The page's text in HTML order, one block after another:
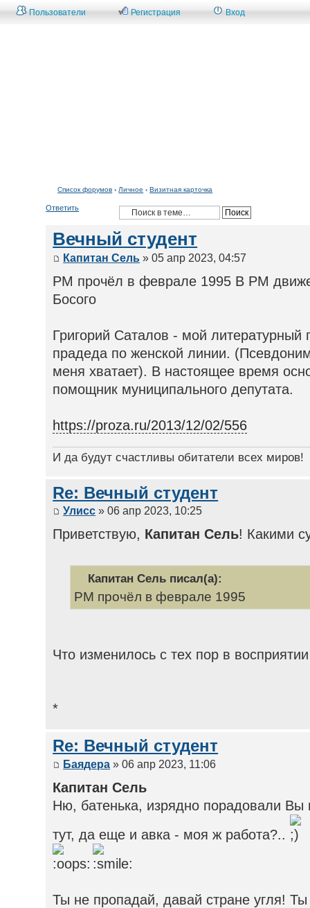
Пользователи Регистрация Вход
Список форумов ‹ Личное ‹ Визитная карточка
Ответить
Вечный студент
Капитан Сель » 05 апр 2023, 04:57
РМ прочёл в феврале 1995 В РМ
Босого
Григорий Саталов - мой
прадеда по женской линии.
меня хватает). В настоящее время
помощник муниципального депутата.
https://proza.ru/2013/12/02/556
И да будут счастливы обитатели всех миров!
Re: Вечный студент
Улисс » 06 апр 2023, 10:25
Приветствую, Капитан Сель! Какими
Капитан Сель писал(а):
РМ прочёл в феврале 1995
Что изменилось с тех пор в
*
Re: Вечный студент
Баядера » 06 апр 2023, 11:06
Капитан Сель
Ню, батенька, изрядно порадовали
тут, да еще и авка - моя ж работа?..
Ты не пропадай, давай стране угля!